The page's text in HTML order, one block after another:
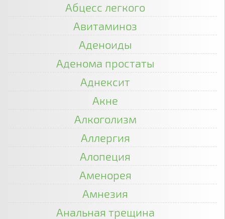
Абцесс легкого
Авитаминоз
Аденоиды
Аденома простаты
Аднексит
Акне
Алкоголизм
Аллергия
Алопеция
Аменорея
Амнезия
Анальная трещина